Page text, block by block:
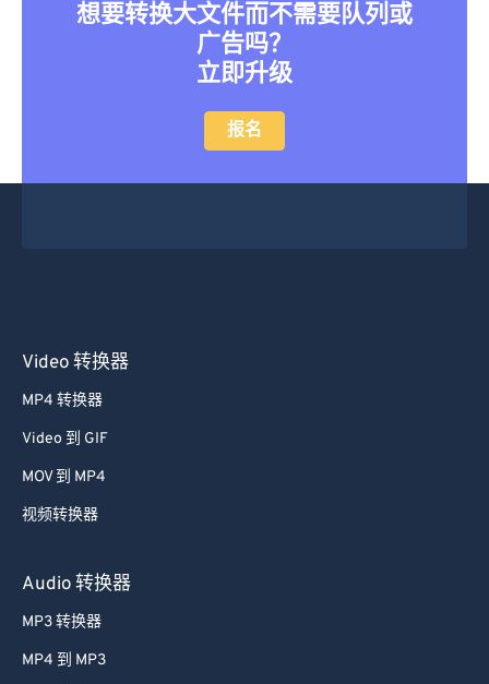
想要转换大文件而不需要队列或
广告吗？
立即升级
报名
Video 转换器
MP4 转换器
Video 到 GIF
MOV 到 MP4
视频转换器
Audio 转换器
MP3 转换器
MP4 到 MP3